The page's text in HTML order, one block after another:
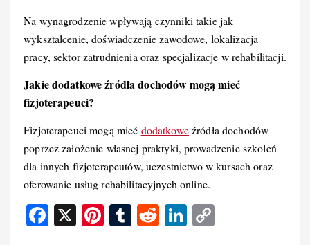
Na wynagrodzenie wpływają czynniki takie jak
wykształcenie, doświadczenie zawodowe, lokalizacja
pracy, sektor zatrudnienia oraz specjalizacje w rehabilitacji.
Jakie dodatkowe źródła dochodów mogą mieć
fizjoterapeuci?
Fizjoterapeuci mogą mieć dodatkoweźródła dochodów
poprzez założenie własnej praktyki, prowadzenie szkoleń
dla innych fizjoterapeutów, uczestnictwo w kursach oraz
oferowanie usług rehabilitacyjnych online.
F
X
Pi T
R
Li